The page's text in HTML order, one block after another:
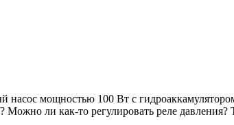
насос мощностью 100 Вт с
ли как-то регулировать реле